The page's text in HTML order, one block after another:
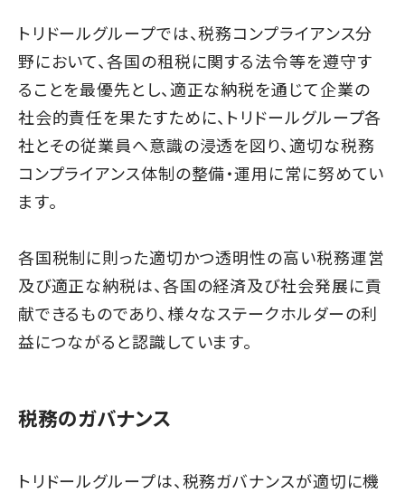
トリドールグループでは、税務コンプライアンス分
野において、各国の租税に関する法令等を遵守す
ることを最優先とし、適正な納税を通じて企業の
社会的責任を果たすために、トリドールグループ各
社とその従業員へ意識の浸透を図り、適切な税務
コンプライアンス体制の整備・運用に常に努めてい
ます。
各国税制に則った適切かつ透明性の高い税務運営
及び適正な納税は、各国の経済及び社会発展に貢
献できるものであり、様々なステークホルダーの利
益につながると認識しています。
税務のガバナンス
トリドールグループは、税務ガバナンスが適切に機